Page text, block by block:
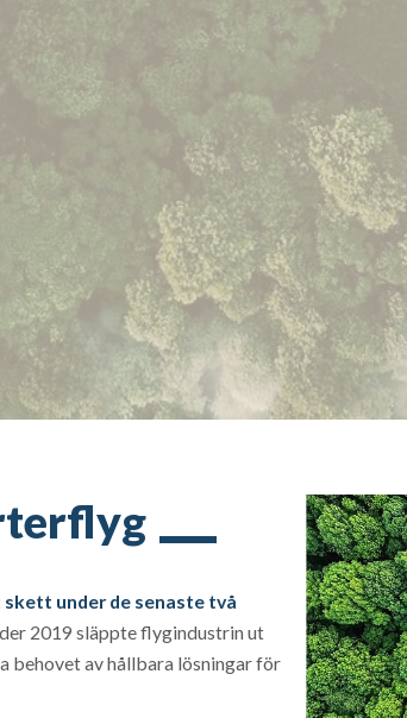
under de senaste två
2019 släppte flygindustrin ut
behovet av hållbara lösningar för